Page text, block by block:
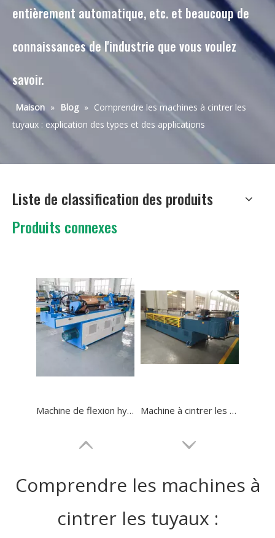
entièrement automatique, etc. et beaucoup de
connaissances de l'industrie que vous voulez
savoir.
Maison » Blog » Comprendre les machines à cintrer les
tuyaux : explication des types et des applications
Liste de classification des produits
Produits connexes
Machine de flexion hydraulique CNC GM-SB-50CNC Machine à cintrer les tuyaux en acier inoxydable NC GM-140NCB
Comprendre les machines à
cintrer les tuyaux :